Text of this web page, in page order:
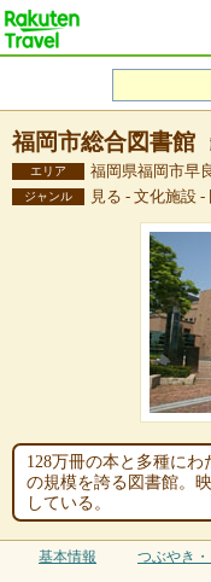
福岡市総合図書館
エリア 福岡県福岡市早
ジャンル 見る - 文化施設 -
128万冊の本と多種に
の規模を誇る図書館。
している。
基本情報 つぶやき・